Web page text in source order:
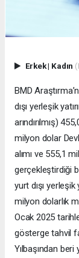
Erkek| Kadın
BMD
dışı yerleşik
arındırılmış)
milyon dolar
alımı ve 555,1
gerçekleştirdiği
yurt dışı
milyon dolarlık
Ocak 2025
gösterge tahvil
Yılbaşından